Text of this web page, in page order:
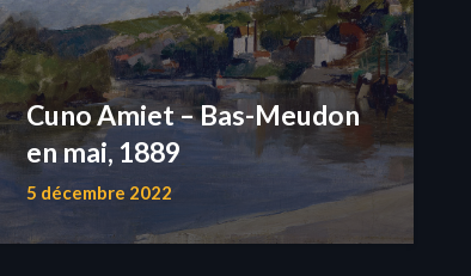
Cuno Amiet – Bas-Meudon
en mai, 1889
5 décembre 2022